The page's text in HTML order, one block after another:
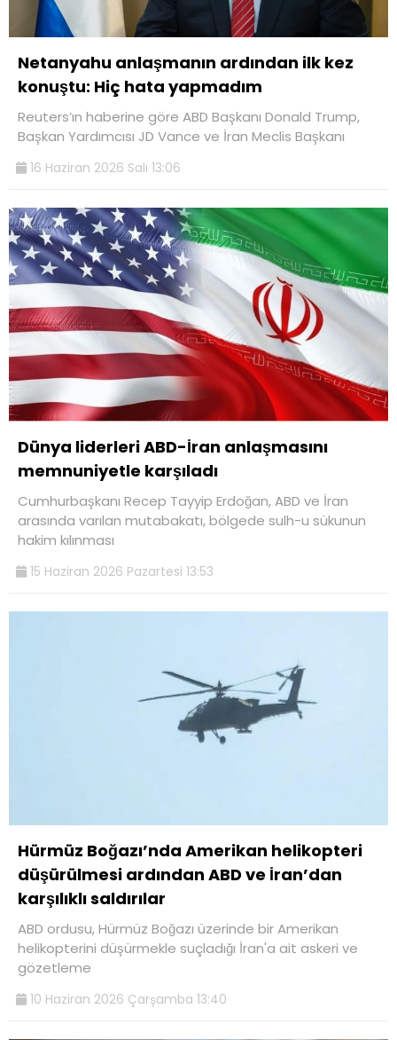
Netanyahu anlaşmanın ardından ilk kez
konuştu: Hiç hata yapmadım
Reuters’ın haberine göre ABD Başkanı Donald Trump,
Başkan Yardımcısı JD Vance ve İran Meclis Başkanı
16 Haziran 2026 Salı 13:06
Dünya liderleri ABD-İran anlaşmasını
memnuniyetle karşıladı
Cumhurbaşkanı Recep Tayyip Erdoğan, ABD ve İran
arasında varılan mutabakatı, bölgede sulh-u sükunun
hakim kılınması
15 Haziran 2026 Pazartesi 13:53
Hürmüz Boğazı’nda Amerikan helikopteri
düşürülmesi ardından ABD ve İran’dan
karşılıklı saldırılar
ABD ordusu, Hürmüz Boğazı üzerinde bir Amerikan
helikopterini düşürmekle suçladığı İran'a ait askeri ve
gözetleme
10 Haziran 2026 Çarşamba 13:40